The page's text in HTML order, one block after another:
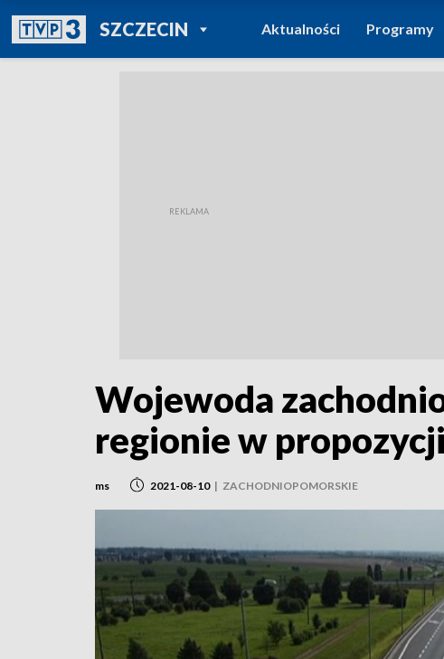
SZCZECINPOWRÓT DO
TVP REGIONY
Aktualności Programy
Wojewoda
regionie w
ms 2021-08-10 | ZACHODNIOPOMORSKIE